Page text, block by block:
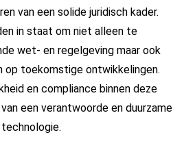
van een solide juridisch kader.
in staat om niet alleen te
wet- en regelgeving maar ook
toekomstige ontwikkelingen.
en compliance binnen deze
een verantwoorde en duurzame